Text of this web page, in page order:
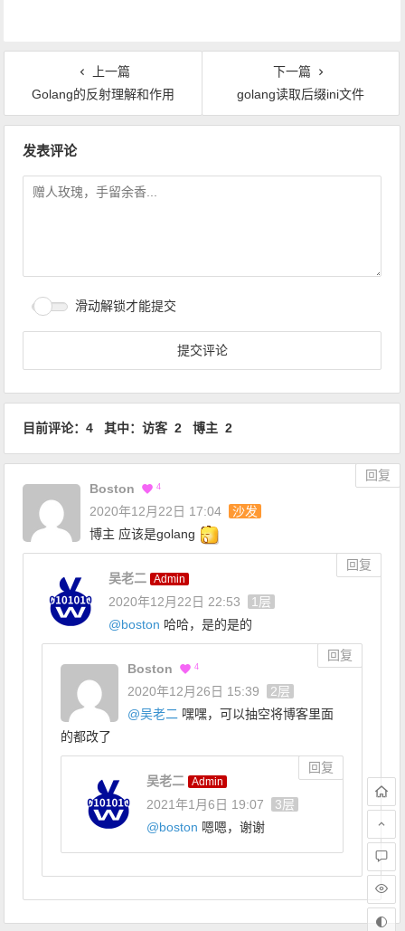
上一篇
Golang的反射理解和作用
下一篇
golang读取后缀ini文件
发表评论
滑动解锁才能提交
目前评论：4 其中：访客 2 博主 2
Boston 4
回复
2020年12月22日 17:04
沙发
博主 应该是golang
吴老二 Admin
回复
2020年12月22日 22:53
1层
@boston 哈哈，是的是的
Boston 4
回复
2020年12月26日 15:39
2层
@吴老二 嘿嘿，可以抽空将博客里面
的都改了
吴老二 Admin
回复
2021年1月6日 19:07
3层
@boston 嗯嗯，谢谢